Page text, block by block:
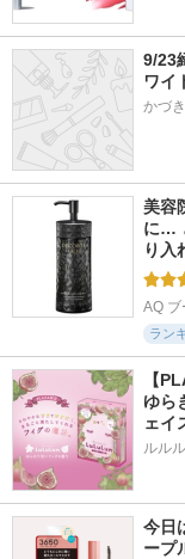
9/23
ワイ
かづ
美容
に…
り入
AQ ブ
ラン
【
ゆら
ェイ
ルル
今日
ープ